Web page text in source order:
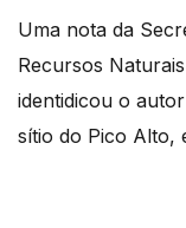
Uma nota da
Recursos
identidicou o
sítio do Pico Alto,